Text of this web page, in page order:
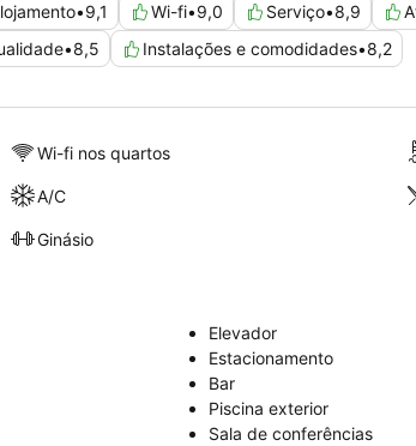
•9,1 Wi-fi•9,0 Serviço•8,9
•8,5 Instalações e comodidades•8,2
Wi-fi nos quartos
A/C
Ginásio
Elevador
Estacionamento
Bar
Piscina exterior
Sala de conferências